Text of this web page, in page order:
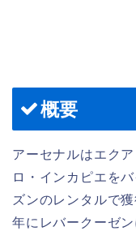
概要
アーセナルはエク
ロ・インカピエを
ズンのレンタルで
年にレバークーゼ